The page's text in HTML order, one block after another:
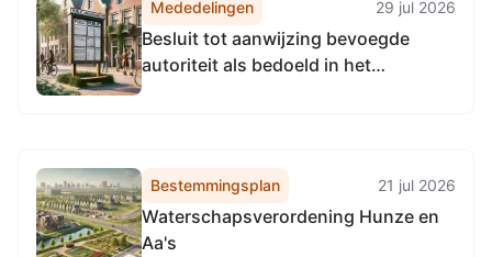
Mededelingen 29 jul 2026
Besluit tot aanwijzing bevoegde
autoriteit als bedoeld in het
Besluit Onderzoeksraad voor
veiligheid
Bestemmingsplan 21 jul 2026
Waterschapsverordening Hunze en
Aa's